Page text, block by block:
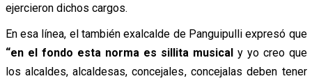
ejercieron dichos cargos.
En esa línea, el también exalcalde de Panguipulli expresó que
“en el fondo esta norma es sillita musicaly yo creo que
los alcaldes, alcaldesas, concejales, concejalas deben tener